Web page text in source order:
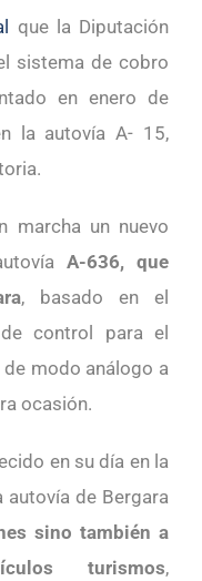
que la Diputación
sistema de cobro
en enero de
la autovía A- 15,
marcha un nuevo
A-636, que
, basado en el
control para el
modo análogo a
ocasión.
en su día en la
autovía de Bergara
sino también a
turismos,